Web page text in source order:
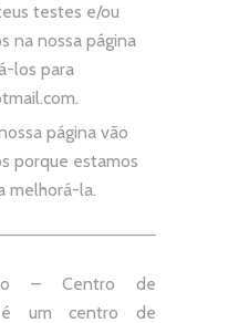
testes e/ou
na nossa página
los para
.
página vão
porque estamos
melhorá-la.
– Centro de
é um centro de